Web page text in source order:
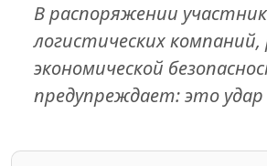
В распоряжении
логистических
экономической
предупреждает: это